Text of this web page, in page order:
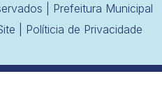
| Prefeitura Municipal
Políticia de Privacidade